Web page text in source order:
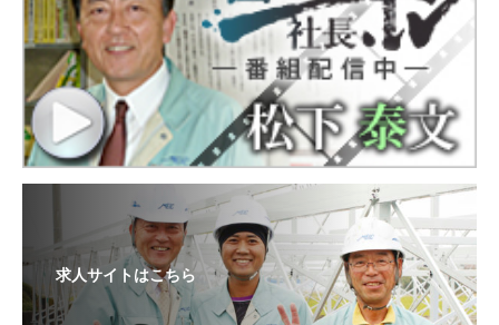
求人サイトはこちら